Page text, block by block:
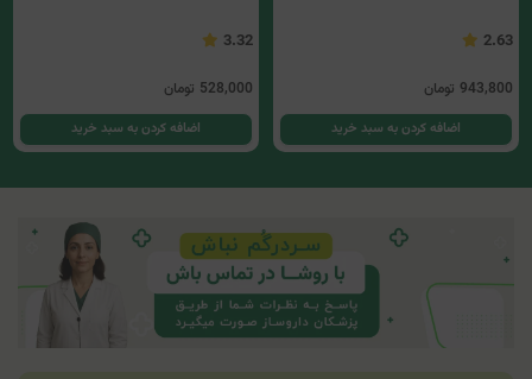
2.63
943,800 تومان
اضافه کردن به سبد خرید
3.32
528,000 تومان
اضافه کردن به سبد خرید